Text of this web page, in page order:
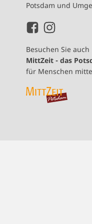
Potsdam und
Besuchen Sie auch
MittZeit - das
für Menschen